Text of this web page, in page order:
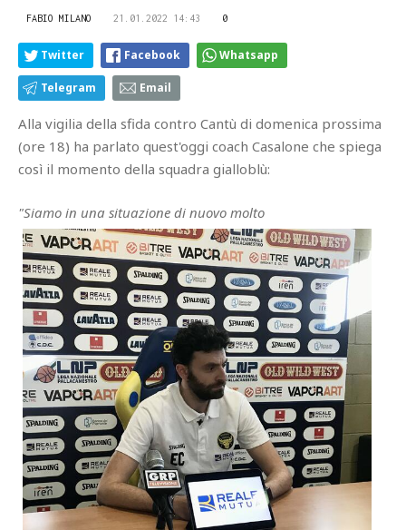
FABIO MILANO 21.01.2022 14:43 0
Twitter Facebook Whatsapp
Telegram Email
Alla vigilia della sfida contro Cantù di domenica prossima
(ore 18) ha parlato quest'oggi coach Casalone che spiega
così il momento della squadra gialloblù:
"Siamo in una situazione di nuovo molto